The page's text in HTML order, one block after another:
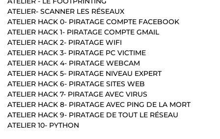
ATELIER- SCANNER LES RÉSEAUX
ATELIER HACK 0- PIRATAGE COMPTE FACEBOOK
ATELIER HACK 1- PIRATAGE COMPTE GMAIL
ATELIER HACK 2- PIRATAGE WIFI
ATELIER HACK 3- PIRATAGE PC VICTIME
ATELIER HACK 4- PIRATAGE WEBCAM
ATELIER HACK 5- PIRATAGE NIVEAU EXPERT
ATELIER HACK 6- PIRATAGE SITES WEB
ATELIER HACK 7- PIRATAGE AVEC VIRUS
ATELIER HACK 8- PIRATAGE AVEC PING DE LA MORT
ATELIER HACK 9- PIRATAGE DE TOUT LE RÉSEAU
ATELIER 10- PYTHON